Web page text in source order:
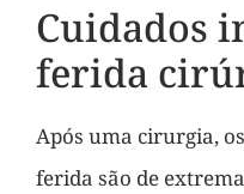
Cuidados
ferida
Após uma cirurgia,
ferida são de